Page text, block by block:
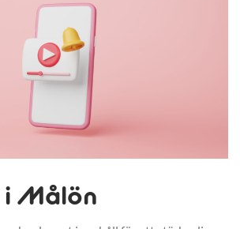
Målön